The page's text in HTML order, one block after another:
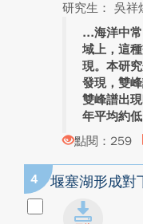
研究生： 吳祥
海洋中
域上，這
現。本研
發現，雙
雙峰譜出
年平均約
點閱：259
4 堰塞湖形成對